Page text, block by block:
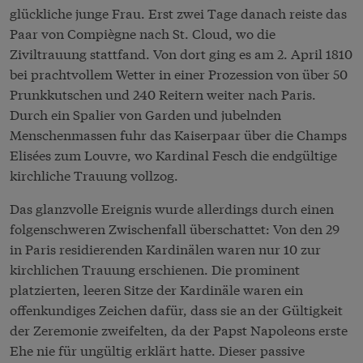
glückliche junge Frau. Erst zwei Tage danach reiste das
Paar von Compiègne nach St. Cloud, wo die
Ziviltrauung stattfand. Von dort ging es am 2. April 1810
bei prachtvollem Wetter in einer Prozession von über 50
Prunkkutschen und 240 Reitern weiter nach Paris.
Durch ein Spalier von Garden und jubelnden
Menschenmassen fuhr das Kaiserpaar über die Champs
Elisées zum Louvre, wo Kardinal Fesch die endgültige
kirchliche Trauung vollzog.
Das glanzvolle Ereignis wurde allerdings durch einen
folgenschweren Zwischenfall überschattet: Von den 29
in Paris residierenden Kardinälen waren nur 10 zur
kirchlichen Trauung erschienen. Die prominent
platzierten, leeren Sitze der Kardinäle waren ein
offenkundiges Zeichen dafür, dass sie an der Gültigkeit
der Zeremonie zweifelten, da der Papst Napoleons erste
Ehe nie für ungültig erklärt hatte. Dieser passive